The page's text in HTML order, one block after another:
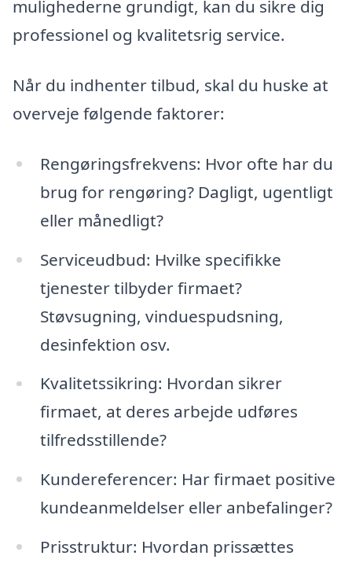
mulighederne grundigt, kan du sikre dig
professionel og kvalitetsrig service.
Når du indhenter tilbud, skal du huske at
overveje følgende faktorer:
Rengøringsfrekvens: Hvor ofte har du
brug for rengøring? Dagligt, ugentligt
eller månedligt?
Serviceudbud: Hvilke specifikke
tjenester tilbyder firmaet?
Støvsugning, vinduespudsning,
desinfektion osv.
Kvalitetssikring: Hvordan sikrer
firmaet, at deres arbejde udføres
tilfredsstillende?
Kundereferencer: Har firmaet positive
kundeanmeldelser eller anbefalinger?
Prisstruktur: Hvordan prissættes